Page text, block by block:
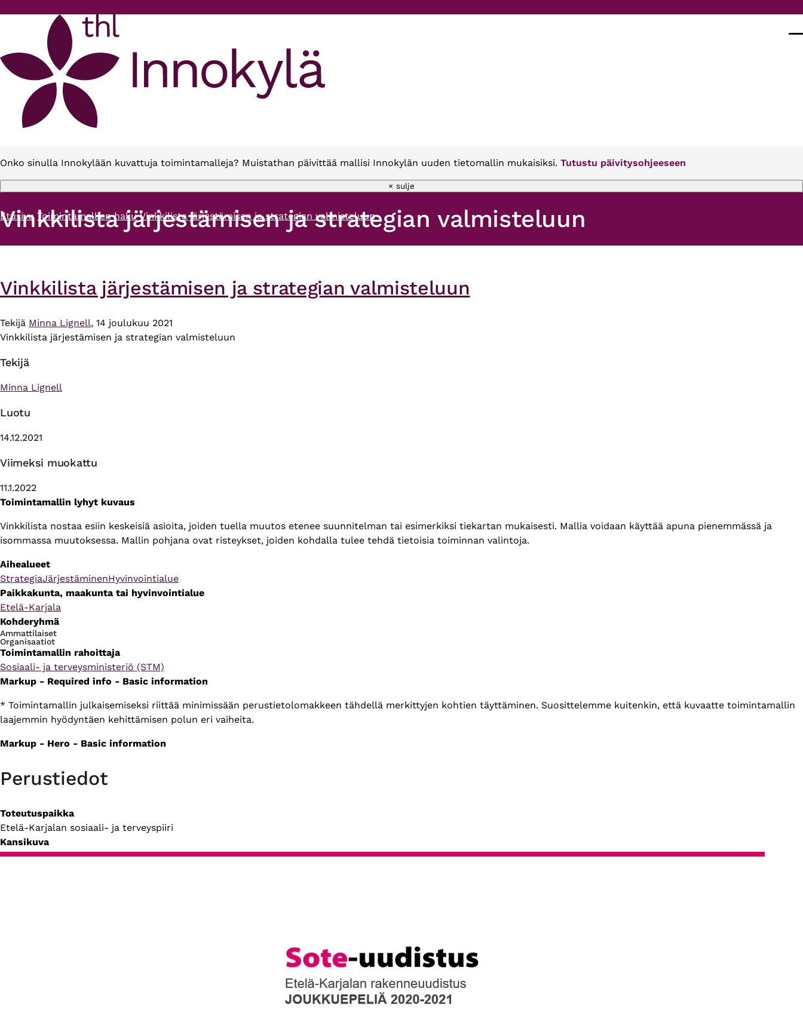
Onko sinulla Innokylään kuvattuja toimintamalleja? Muistathan päivittää mallisi Innokylän uuden tietomallin mukaisiksi. Tutustu päivitysohjeeseen
× sulje
Murupolku
Etusivu Toimintamallien haku Vinkkilista järjestämisen ja strategian valmisteluun
Vinkkilista järjestämisen ja strategian valmisteluun
Vinkkilista järjestämisen ja strategian valmisteluun
Tekijä Minna Lignell, 14 joulukuu 2021
Vinkkilista järjestämisen ja strategian valmisteluun
Tekijä
Minna Lignell
Luotu
14.12.2021
Viimeksi muokattu
11.1.2022
Toimintamallin lyhyt kuvaus
Vinkkilista nostaa esiin keskeisiä asioita, joiden tuella muutos etenee suunnitelman tai esimerkiksi tiekartan mukaisesti. Mallia voidaan käyttää apuna pienemmässä ja
isommassa muutoksessa. Mallin pohjana ovat risteykset, joiden kohdalla tulee tehdä tietoisia toiminnan valintoja.
Aihealueet
StrategiaJärjestäminenHyvinvointialue
Paikkakunta, maakunta tai hyvinvointialue
Etelä-Karjala
Kohderyhmä
Ammattilaiset
Organisaatiot
Toimintamallin rahoittaja
Sosiaali- ja terveysministeriö (STM)
Markup - Required info - Basic information
* Toimintamallin julkaisemiseksi riittää minimissään perustietolomakkeen tähdellä merkittyjen kohtien täyttäminen. Suosittelemme kuitenkin, että kuvaatte toimintamallin
laajemmin hyödyntäen kehittämisen polun eri vaiheita.
Markup - Hero - Basic information
Perustiedot
Toteutuspaikka
Etelä-Karjalan sosiaali- ja terveyspiiri
Kansikuva